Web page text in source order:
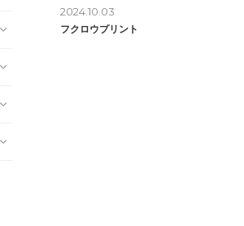
2024.10.03
フクロウプリント